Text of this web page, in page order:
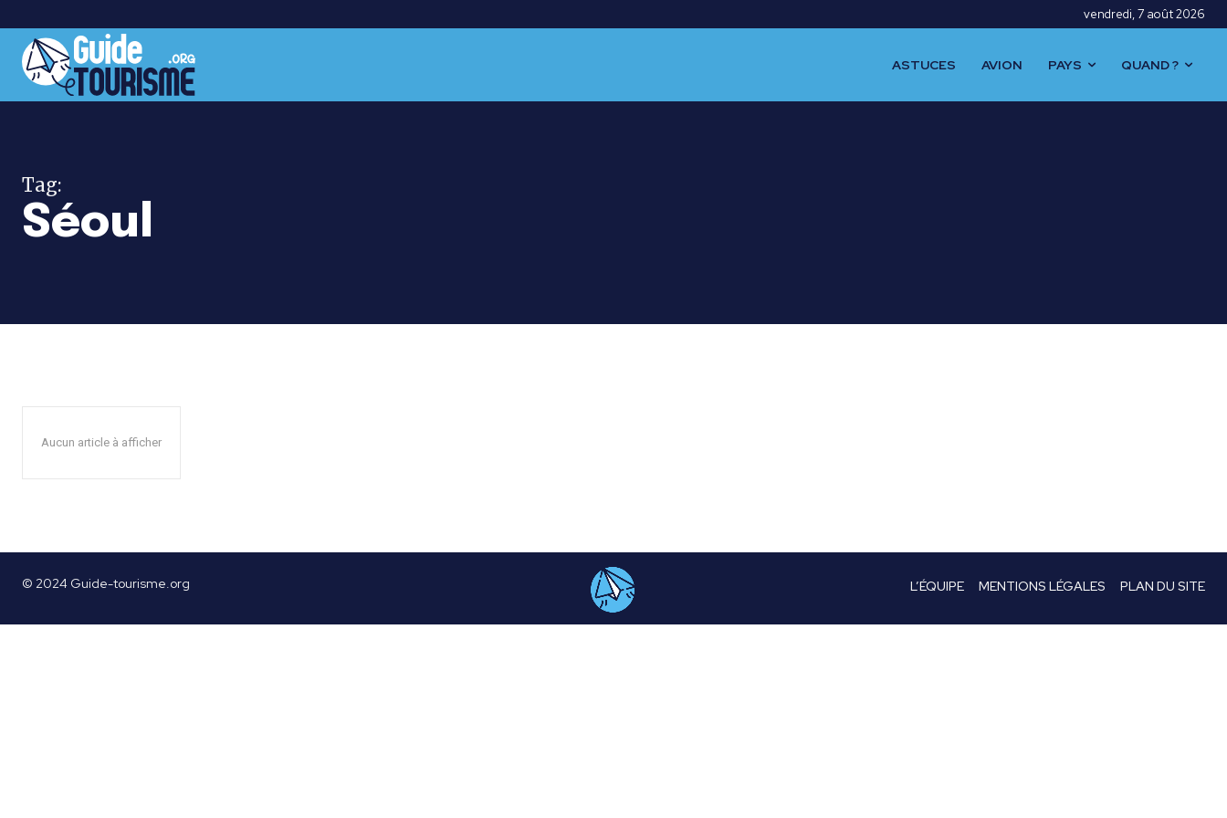
vendredi, 7 août 2026
ASTUCES AVION PAYS QUAND ?
Tag:
Séoul
Aucun article à afficher
© 2024 Guide-tourisme.org L’ÉQUIPE MENTIONS LÉGALES PLAN DU SITE